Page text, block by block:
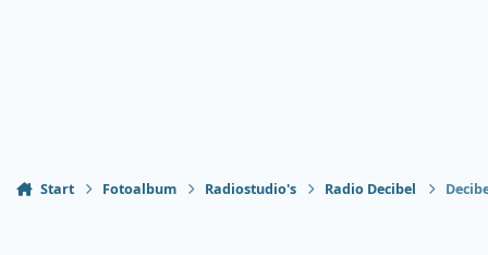
Start Fotoalbum Radiostudio's Radio Decibel